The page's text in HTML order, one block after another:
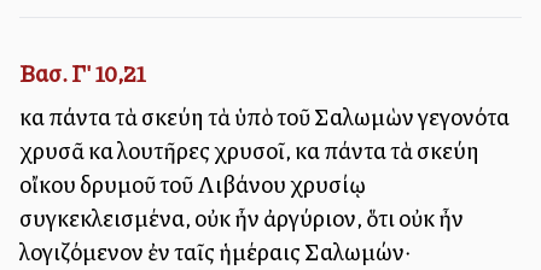
Βασ. Γ' 10,21
καὶ πάντα τὰ σκεύη τὰ ὑπὸ τοῦ Σαλωμὼν γεγονότα
χρυσᾶ καὶ λουτῆρες χρυσοῖ, καὶ πάντα τὰ σκεύη
οἴκου δρυμοῦ τοῦ Λιβάνου χρυσίῳ
συγκεκλεισμένα, οὐκ ἦν ἀργύριον, ὅτι οὐκ ἦν
λογιζόμενον ἐν ταῖς ἡμέραις Σαλωμών·